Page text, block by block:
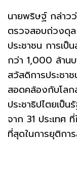
นายพริษฐ์ กล่าว
ตรวจสอบถ่วงดุล
ประชาชน การเป็
กว่า 1,000 ล้าน
สวัสดิการประชา
สอดคล้องกับโลก
ประชาธิปไตยเป็
จาก 31 ประเทศ
ที่สุดในการยุติกา